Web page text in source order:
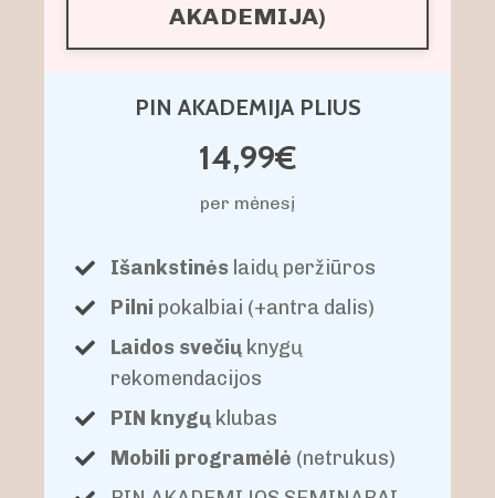
AKADEMIJA)
PIN AKADEMIJA PLIUS
14,99€
per mėnesį
Išankstinės laidų peržiūros
Pilni pokalbiai (+antra dalis)
Laidos svečių knygų
rekomendacijos
PIN knygų klubas
Mobili programėlė (netrukus)